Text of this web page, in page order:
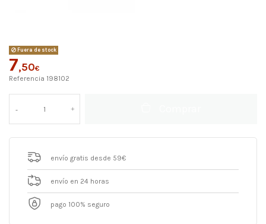
Fuera de stock
7,50€
Referencia 198102
envío gratis desde 59€
envío en 24 horas
pago 100% seguro